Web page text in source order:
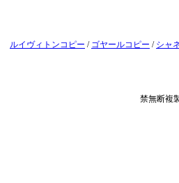
ルイヴィトンコピー / ゴヤールコピー / シャ
禁無断複